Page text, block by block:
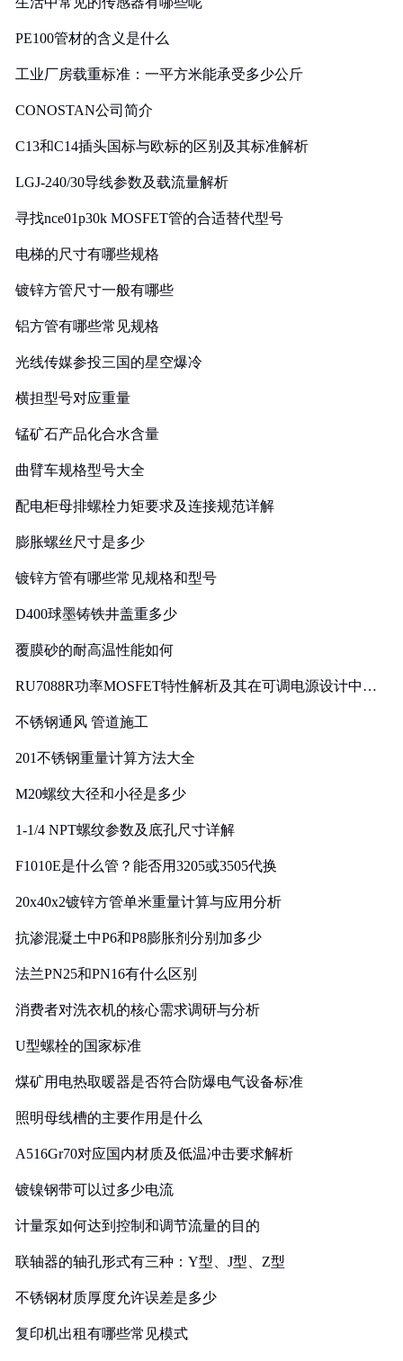
PE100管材的含义是什么
工业厂房载重标准：一平方米能承受多少公斤
CONOSTAN公司简介
C13和C14插头国标与欧标的区别及其标准解析
LGJ-240/30导线参数及载流量解析
寻找nce01p30k MOSFET管的合适替代型号
电梯的尺寸有哪些规格
镀锌方管尺寸一般有哪些
铝方管有哪些常见规格
光线传媒参投三国的星空爆冷
横担型号对应重量
锰矿石产品化合水含量
曲臂车规格型号大全
配电柜母排螺栓力矩要求及连接规范详解
膨胀螺丝尺寸是多少
镀锌方管有哪些常见规格和型号
D400球墨铸铁井盖重多少
覆膜砂的耐高温性能如何
RU7088R功率MOSFET特性解析及其在可调电源设计中的
不锈钢通风 管道施工
201不锈钢重量计算方法大全
M20螺纹大径和小径是多少
1-1/4 NPT螺纹参数及底孔尺寸详解
F1010E是什么管？能否用3205或3505代换
20x40x2镀锌方管单米重量计算与应用分析
抗渗混凝土中P6和P8膨胀剂分别加多少
法兰PN25和PN16有什么区别
消费者对洗衣机的核心需求调研与分析
U型螺栓的国家标准
煤矿用电热取暖器是否符合防爆电气设备标准
照明母线槽的主要作用是什么
A516Gr70对应国内材质及低温冲击要求解析
镀镍钢带可以过多少电流
计量泵如何达到控制和调节流量的目的
联轴器的轴孔形式有三种：Y型、J型、Z型
不锈钢材质厚度允许误差是多少
复印机出租有哪些常见模式